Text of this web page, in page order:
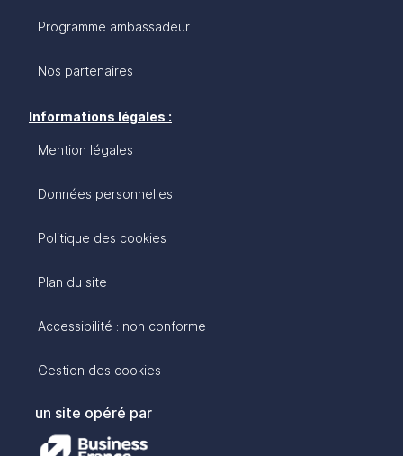
Programme ambassadeur
Nos partenaires
Informations légales :
Mention légales
Données personnelles
Politique des cookies
Plan du site
Accessibilité : non conforme
Gestion des cookies
un site opéré par